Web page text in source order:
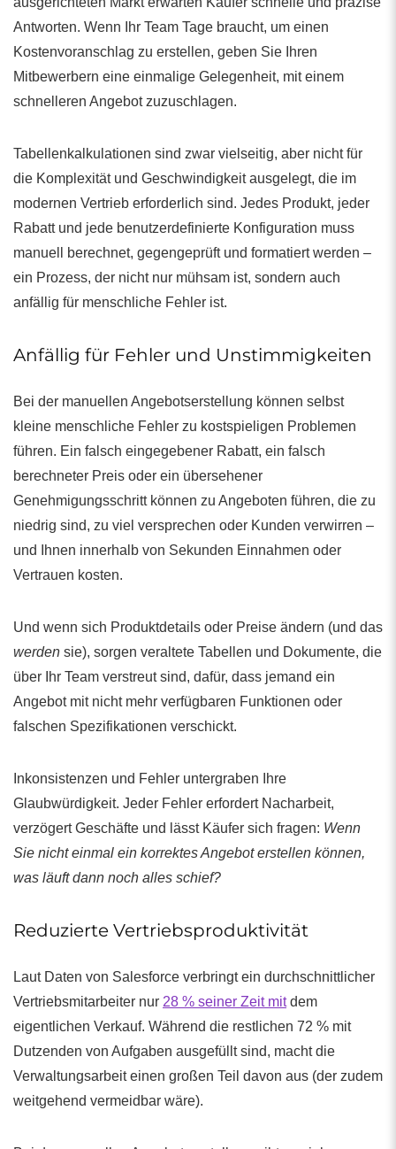
Antworten. Wenn Ihr Team Tage braucht, um einen
Kostenvoranschlag zu erstellen, geben Sie Ihren
Mitbewerbern eine einmalige Gelegenheit, mit einem
schnelleren Angebot zuzuschlagen.
Tabellenkalkulationen sind zwar vielseitig, aber nicht für
die Komplexität und Geschwindigkeit ausgelegt, die im
modernen Vertrieb erforderlich sind. Jedes Produkt, jeder
Rabatt und jede benutzerdefinierte Konfiguration muss
manuell berechnet, gegengeprüft und formatiert werden –
ein Prozess, der nicht nur mühsam ist, sondern auch
anfällig für menschliche Fehler ist.
Anfällig für Fehler und Unstimmigkeiten
Bei der manuellen Angebotserstellung können selbst
kleine menschliche Fehler zu kostspieligen Problemen
führen. Ein falsch eingegebener Rabatt, ein falsch
berechneter Preis oder ein übersehener
Genehmigungsschritt können zu Angeboten führen, die zu
niedrig sind, zu viel versprechen oder Kunden verwirren –
und Ihnen innerhalb von Sekunden Einnahmen oder
Vertrauen kosten.
Und wenn sich Produktdetails oder Preise ändern (und das
werden sie), sorgen veraltete Tabellen und Dokumente, die
über Ihr Team verstreut sind, dafür, dass jemand ein
Angebot mit nicht mehr verfügbaren Funktionen oder
falschen Spezifikationen verschickt.
Inkonsistenzen und Fehler untergraben Ihre
Glaubwürdigkeit. Jeder Fehler erfordert Nacharbeit,
verzögert Geschäfte und lässt Käufer sich fragen: Wenn
Sie nicht einmal ein korrektes Angebot erstellen können,
was läuft dann noch alles schief?
Reduzierte Vertriebsproduktivität
Laut Daten von Salesforce verbringt ein durchschnittlicher
Vertriebsmitarbeiter nur 28 % seiner Zeit mitdem
eigentlichen Verkauf. Während die restlichen 72 % mit
Dutzenden von Aufgaben ausgefüllt sind, macht die
Verwaltungsarbeit einen großen Teil davon aus (der zudem
weitgehend vermeidbar wäre).